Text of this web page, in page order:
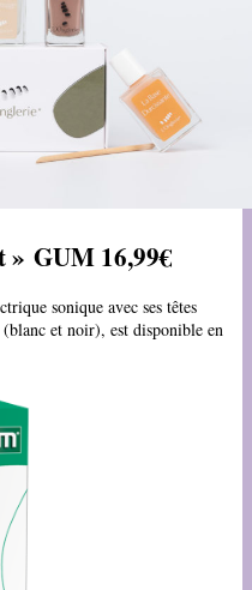
» GUM 16,99€
sonique avec ses têtes
et noir), est disponible en